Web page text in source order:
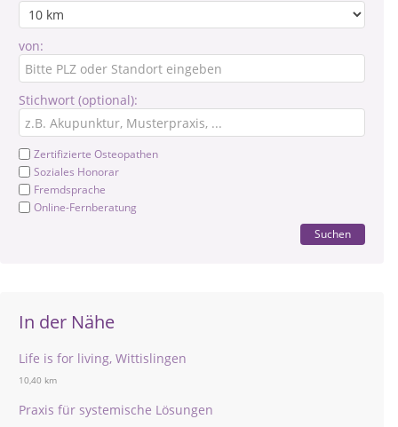
von:
Stichwort (optional):
Zertifizierte Osteopathen
Soziales Honorar
Fremdsprache
Online-Fernberatung
Suchen
In der Nähe
Life is for living, Wittislingen
10,40 km
Praxis für systemische Lösungen